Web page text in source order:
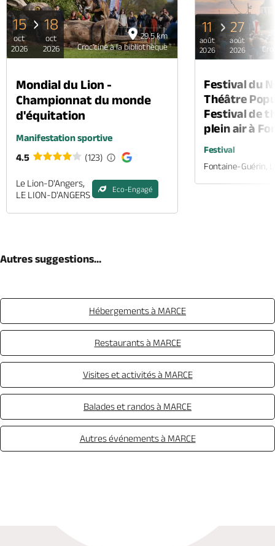
29.5 km
Croc'ciné à la bibliothèque
15
oct
2026
18
oct
2026
Mondial du Lion -
Championnat du monde
d'équitation
Manifestation sportive
4.5
(123)
Le Lion-D'Angers,
LE LION-D'ANGERS
Eco-Engagé
11
août
2026
27
août
2026
Festival du
Théâtre
Festival de
plein air à
Festival
Fontaine-Guérin,
Autres suggestions...
Hébergements à MARCE
Restaurants à MARCE
Visites et activités à MARCE
Balades et randos à MARCE
Autres événements à MARCE